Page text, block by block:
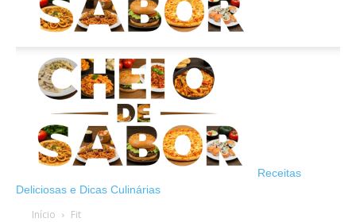
Receitas
Deliciosas e Dicas Culinárias
Início Fit